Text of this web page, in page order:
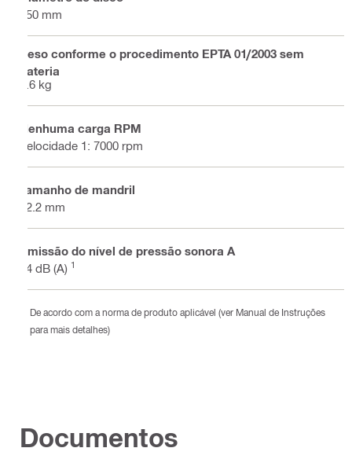
150 mm
Peso conforme o procedimento EPTA 01/2003 sem
bateria
7.6 kg
Nenhuma carga RPM
Velocidade 1: 7000 rpm
Tamanho de mandril
22.2 mm
Emissão do nível de pressão sonora A
94 dB (A) 1
De acordo com a norma de produto aplicável (ver Manual de Instruções
para mais detalhes)
Documentos